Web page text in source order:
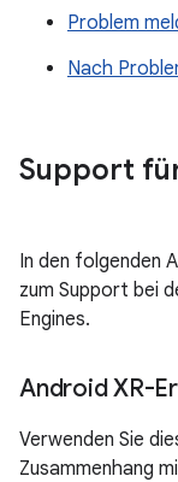
Problem
Nach
Support
In den folgenden
zum Support bei
Engines.
Android XR-
Verwenden Sie
Zusammenhang